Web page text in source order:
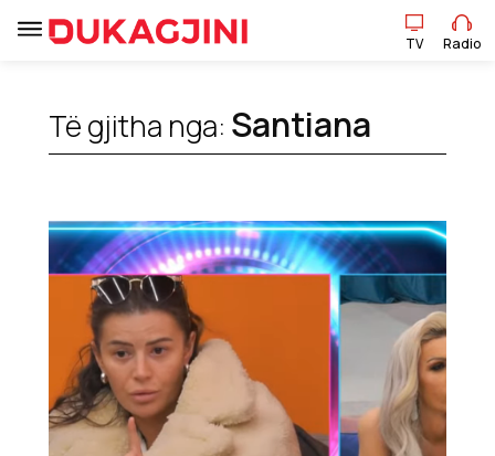
Lajme
Sport
Pikëpamje
Art Jete
Kulturë
TV Radio
Të gjitha nga: Santiana